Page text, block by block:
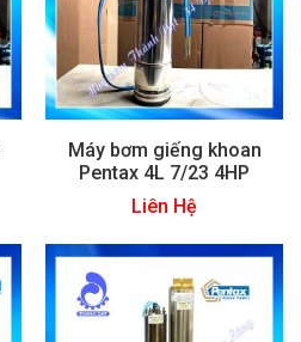
Máy bơm giếng khoan
Pentax 4L 7/23 4HP
Liên Hệ